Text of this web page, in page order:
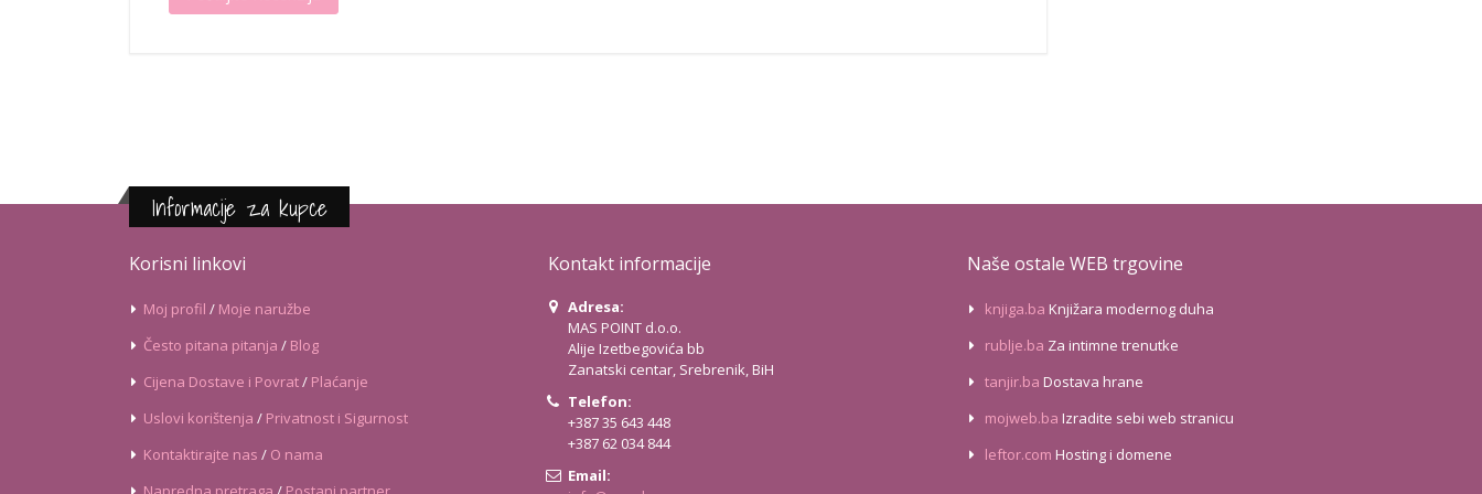
Informacije za kupce
Korisni linkovi
Moj profil / Moje naružbe
Često pitana pitanja / Blog
Cijena Dostave i Povrat/ Plaćanje
Uslovi korištenja / Privatnost i Sigurnost
Kontaktirajte nas / O nama
Kontakt informacije
Adresa:
MAS POINT d.o.o.
Alije Izetbegovića bb
Zanatski centar, Srebrenik, BiH
Telefon:
+387 35 643 448
+387 62 034 844
Email:
Naše ostale WEB trgovine
knjiga.ba Knjižara modernog duha
rublje.ba Za intimne trenutke
tanjir.ba Dostava hrane
mojweb.ba Izradite sebi web stranicu
leftor.com Hosting i domene